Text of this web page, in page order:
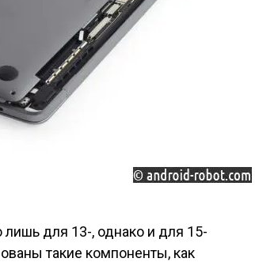
лишь для 13-, однако и для 15-
такие компоненты, как